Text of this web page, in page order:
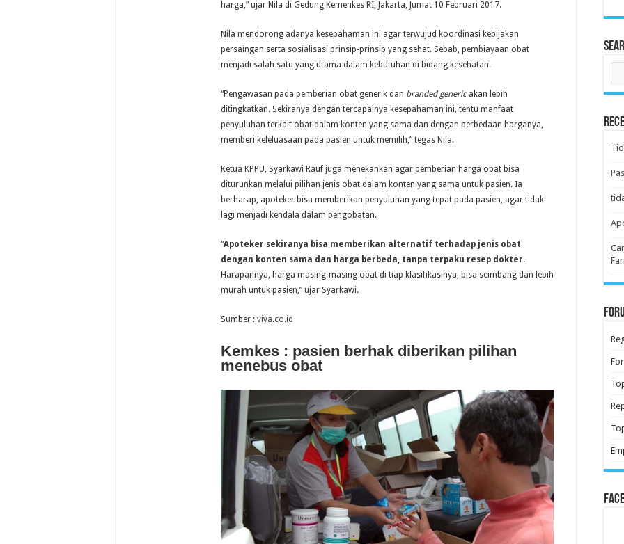
harga,” ujar Nila di Gedung Kemenkes RI, Jakarta, Jumat 10 Februari 2017.
Nila mendorong adanya kesepahaman ini agar terwujud koordinasi kebijakan
persaingan serta sosialisasi prinsip-prinsip yang sehat. Sebab, pembiayaan obat
menjadi salah satu yang utama dalam kebutuhan di bidang kesehatan.
“Pengawasan pada pemberian obat generik dan branded generic akan lebih
ditingkatkan. Sekiranya dengan tercapainya kesepahaman ini, tentu manfaat
penyuluhan terkait obat dalam konten yang sama dan dengan perbedaan harganya,
memberi keleluasaan pada pasien untuk memilih,” tegas Nila.
Ketua KPPU, Syarkawi Rauf juga menekankan agar pemberian harga obat bisa
diturunkan melalui pilihan jenis obat dalam konten yang sama untuk pasien. Ia
berharap, apoteker bisa memberikan penyuluhan yang tepat pada pasien, agar tidak
lagi menjadi kendala dalam pengobatan.
“Apoteker sekiranya bisa memberikan alternatif terhadap jenis obat
dengan konten sama dan harga berbeda, tanpa terpaku resep dokter.
Harapannya, harga masing-masing obat di tiap klasifikasinya, bisa seimbang dan lebih
murah untuk pasien,” ujar Syarkawi.
Sumber : viva.co.id
Kemkes : pasien berhak diberikan pilihan
menebus obat